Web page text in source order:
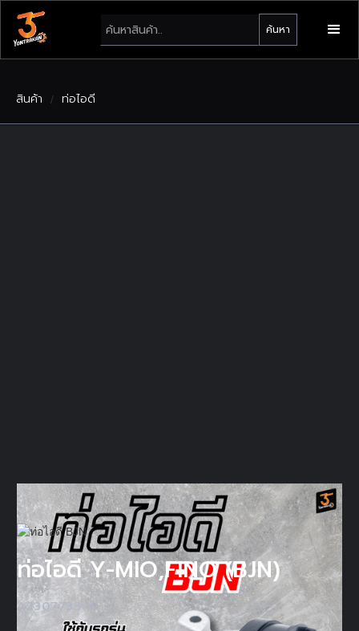
สินค้า / ท่อไอดี
ท่อไอดี Y-MIO,FINO (BJN)
A2307733-A